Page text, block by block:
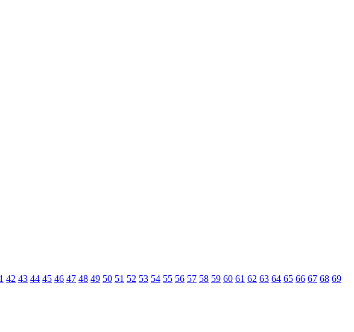
42 43 44 45 46 47 48 49 50 51 52 53 54 55 56 57 58 59 60 61 62 63 64 65 66 67 68 69